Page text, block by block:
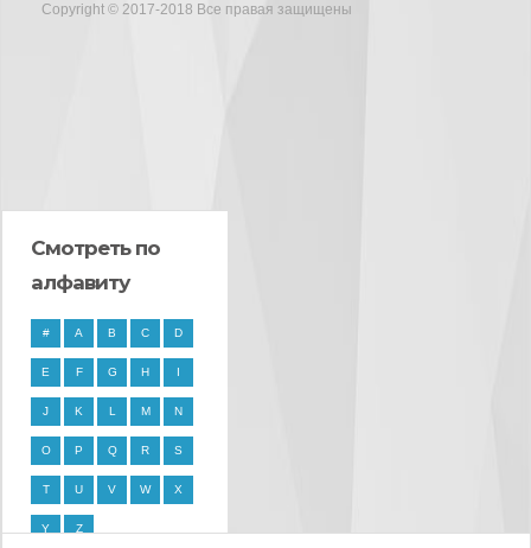
Copyright © 2017-2018 Все правая защищены
Смотреть по
алфавиту
# A B C D
E F G H I
J K L M N
O P Q R S
T U V W X
Y Z